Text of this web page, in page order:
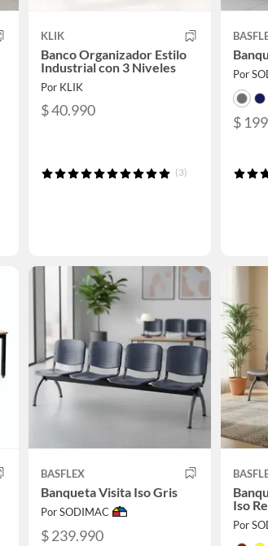
KLIK
Banco Organizador Estilo
Industrial con 3 Niveles
Por KLIK
$ 40.990
(3)
Por
$
BASFLEX
Banqueta Visita Iso Gris
Por SODIMAC
$ 239.990
Iso
Por